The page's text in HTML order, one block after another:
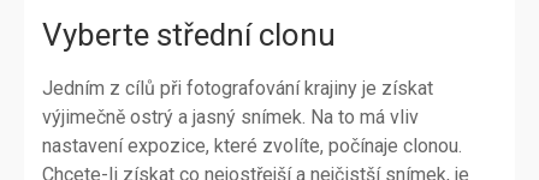
Vyberte střední clonu
Jedním z cílů při fotografování krajiny je získat
výjimečně ostrý a jasný snímek. Na to má vliv
nastavení expozice, které zvolíte, počínaje clonou.
Chcete-li získat co nejostřejší a nejčistší snímek, je